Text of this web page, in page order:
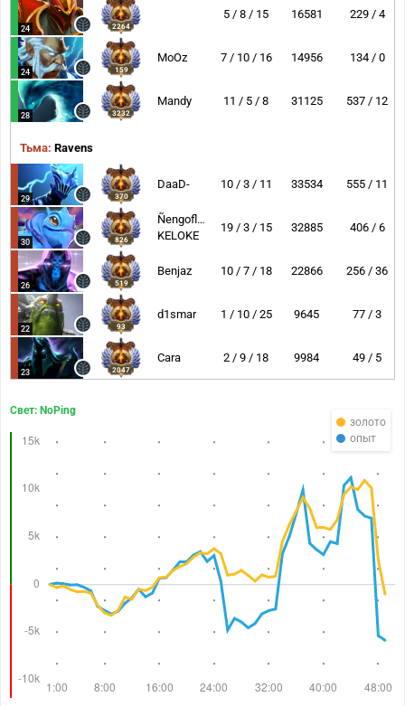
24 2264
5 / 8 / 15 16581 229 / 4
24 159
MoOz 7 / 10 / 16 14956 134 / 0
28 3232
Mandy 11 / 5 / 8 31125 537 / 12
Тьма: Ravens
29 370
DaaD- 10 / 3 / 11 33534 555 / 11
30 826
Ñengoflow
KELOKE
19 / 3 / 15 32885 406 / 6
26 519
Benjaz 10 / 7 / 18 22866 256 / 36
22 93
d1smar 1 / 10 / 25 9645 77 / 3
23 2047
Cara 2 / 9 / 18 9984 49 / 5
золото
опыт
Свет: NoPing